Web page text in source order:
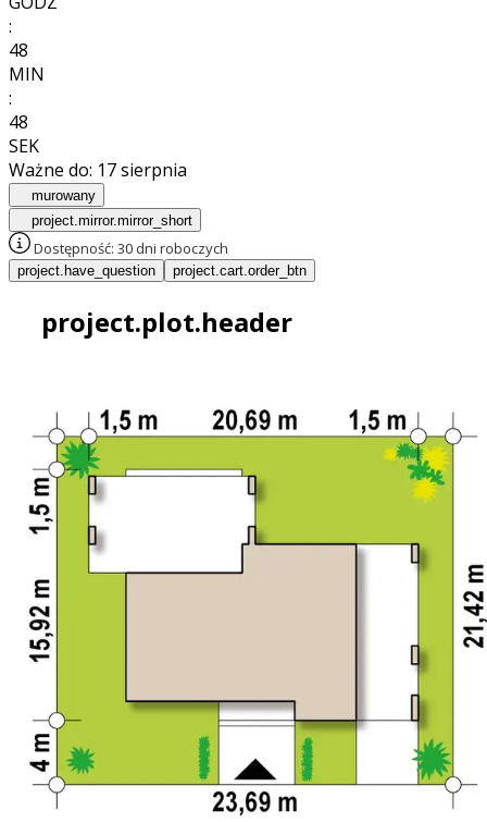
:
48
MIN
:
46
SEK
Ważne do: 17 sierpnia
murowany
project.mirror.mirror_short
Dostępność: 30 dni roboczych
project.have_question project.cart.order_btn
project.plot.header